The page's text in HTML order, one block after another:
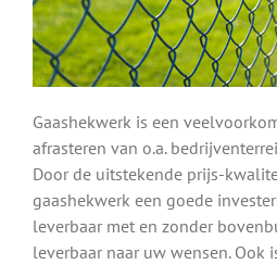
Gaashekwerk is een
afrasteren van o.a.
Door de uitstekende prijs-
gaashekwerk een goede
leverbaar met en zonder
leverbaar naar uw wensen. Ook